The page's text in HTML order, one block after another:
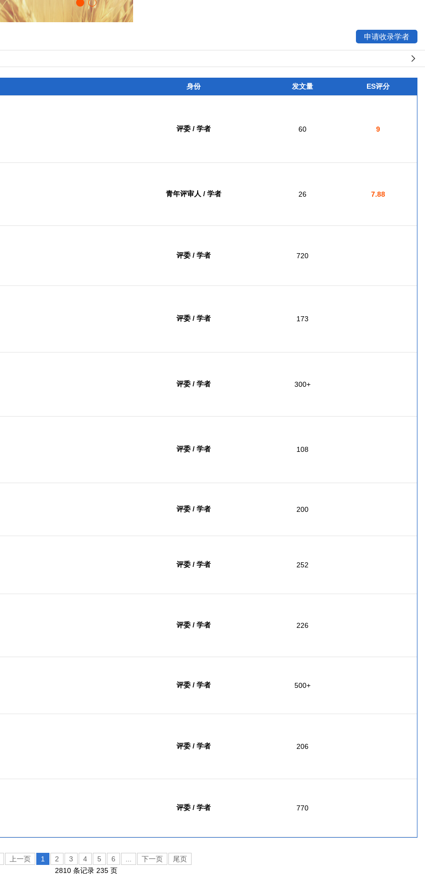
申请收录学者
身份 发文量 ES评分
评委 / 学者 60 9
青年评审人 / 学者 26 7.88
评委 / 学者 720
评委 / 学者 173
评委 / 学者 300+
评委 / 学者 108
评委 / 学者 200
评委 / 学者 252
评委 / 学者 226
评委 / 学者 500+
评委 / 学者 206
评委 / 学者 770
上一页 1 2 3 4 5 6 下一页
尾页
2810 条记录 235 页